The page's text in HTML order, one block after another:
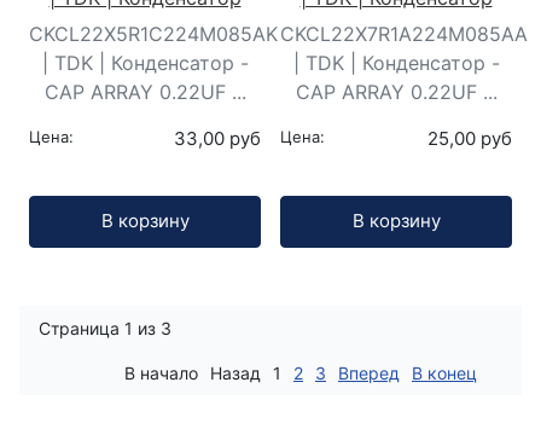
CKCL22X5R1C224M085AK
| TDK | Конденсатор -
CAP ARRAY 0.22UF ...
Цена: 33,00 руб
В корзину
CKCL22X7R1A224M085AA
| TDK | Конденсатор -
CAP ARRAY 0.22UF ...
Цена: 25,00 руб
В корзину
Страница 1 из 3
В начало Назад 1 2 3 Вперед В конец